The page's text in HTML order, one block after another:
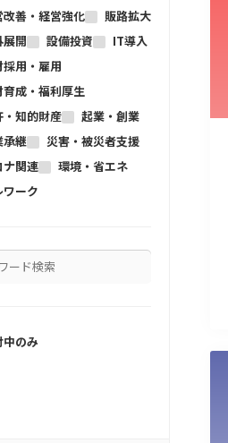
改善・経営強化
販路拡大
展開
設備投資
IT導入
採用・雇用
育成・福利厚生
・知的財産
起業・創業
承継
災害・被災者支援
ナ関連
環境・省エネ
ワーク
中のみ